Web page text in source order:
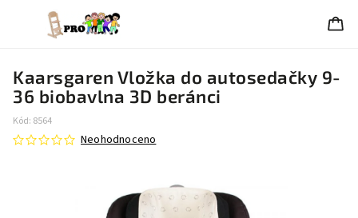
Kaarsgaren Vložka do autosedačky 9-
36 biobavlna 3D beránci
Kód: 8564
Neohodnoceno